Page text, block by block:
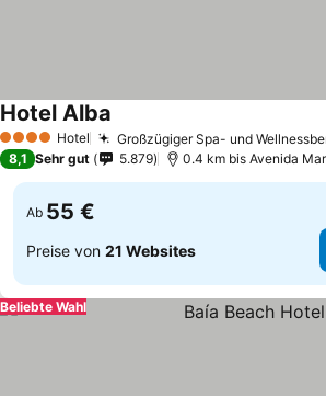
4 Sterne Hotel Großzügiger Spa- und
Hotel Alba
8,1 Sehr gut 5.879 0.4 km bis Avenida
Ab 55 €
Preise von 21 Websites
Beliebte Wahl